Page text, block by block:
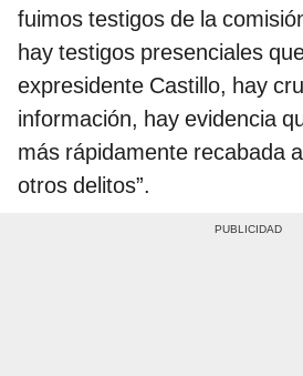
fuimos testigos de la
hay testigos presenciales
expresidente Castillo, hay
información, hay evidencia
más rápidamente recabada
otros delitos”.